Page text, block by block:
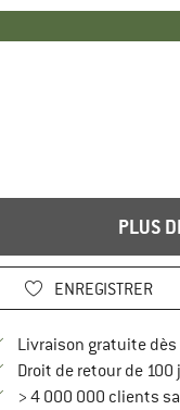
PLUS
ENREGISTRER
Livraison gratuite dès
Droit de retour de 100
> 4 000 000 clients